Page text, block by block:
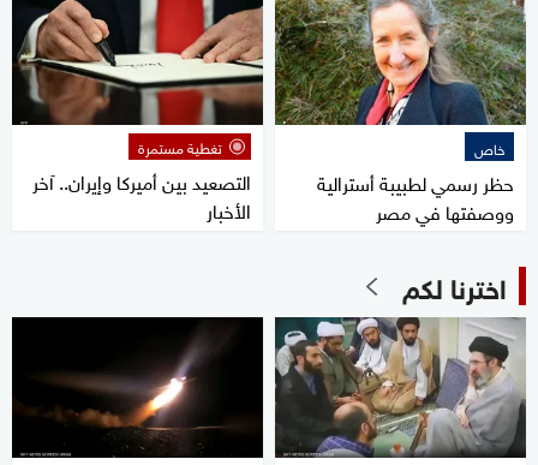
خاص
حظر رسمي لطبيبة أسترالية
ووصفتها في مصر
تغطية مستمرة
التصعيد بين أميركا وإيران.. آخر
الأخبار
اخترنا لكم